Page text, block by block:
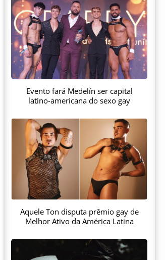
Evento fará Medelín ser capital
latino-americana do sexo gay
Aquele Ton disputa prêmio gay de
Melhor Ativo da América Latina